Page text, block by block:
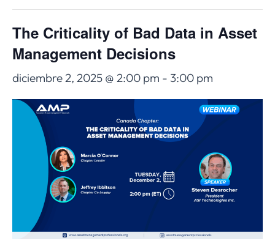
The Criticality of Bad Data in Asset
Management Decisions
diciembre 2, 2025 @ 2:00 pm - 3:00 pm